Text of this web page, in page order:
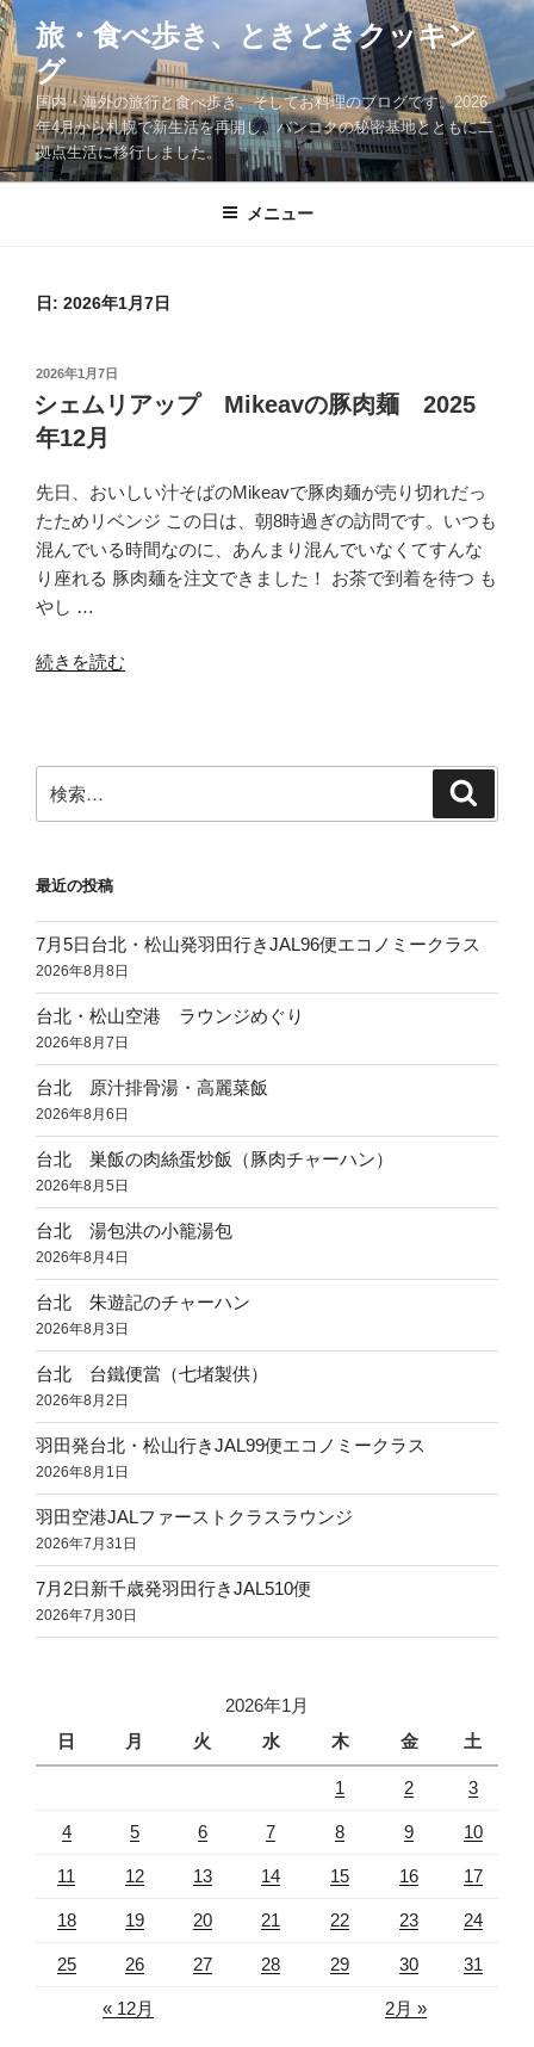
コ
ン
テ
ン
ツ
へ
ス
旅・食べ歩き、ときどきクッキン
グ
国内・海外の旅行と食べ歩き、そしてお料理のブログです。2026
年4月から札幌で新生活を再開し、バンコクの秘密基地とともに二
拠点生活に移行しました。
メニュー
日: 2026年1月7日
投
稿
日:
2026年1月7日
シェムリアップ Mikeavの豚肉麺 2025
年12月
先日、おいしい汁そばのMikeavで豚肉麺が売り切れだっ
たためリベンジ この日は、朝8時過ぎの訪問です。いつも
混んでいる時間なのに、あんまり混んでいなくてすんな
り座れる 豚肉麺を注文できました！ お茶で到着を待つ も
やし …
“シ
ア
ッ
の
豚
肉
麺
2025
年
12
月”
の
続きを読む
索:
最近の投稿
7月5日台北・松山発羽田行きJAL96便エコノミークラス
2026年8月8日
台北・松山空港 ラウンジめぐり
2026年8月7日
台北 原汁排骨湯・高麗菜飯
2026年8月6日
台北 巣飯の肉絲蛋炒飯（豚肉チャーハン）
2026年8月5日
台北 湯包洪の小籠湯包
2026年8月4日
台北 朱遊記のチャーハン
2026年8月3日
台北 台鐵便當（七堵製供）
2026年8月2日
羽田発台北・松山行きJAL99便エコノミークラス
2026年8月1日
羽田空港JALファーストクラスラウンジ
2026年7月31日
7月2日新千歳発羽田行きJAL510便
2026年7月30日
2026年1月
日
月 火 水 木 金 土
1 2 3
4 5 6 7 8 9 10
11 12 13 14 15 16 17
18 19 20 21 22 23 24
25 26 27 28 29 30 31
« 12月 2月 »